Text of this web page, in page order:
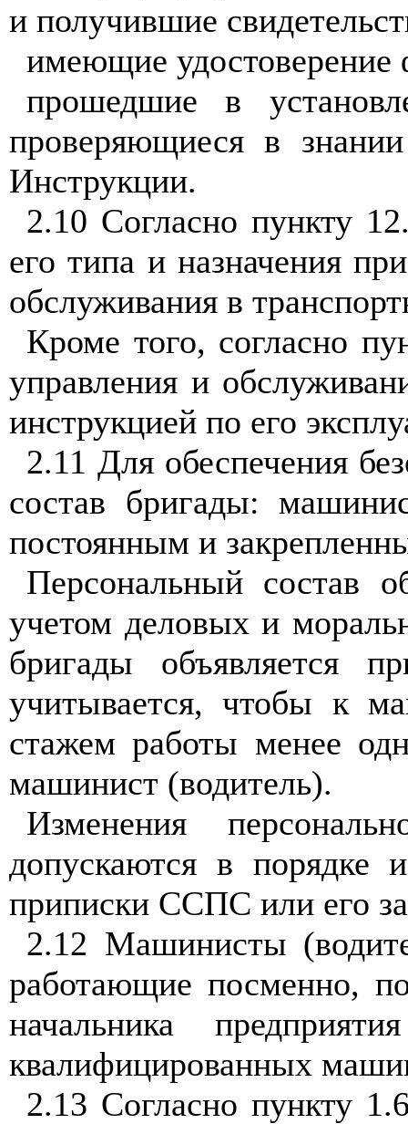
и получившие
имеющие удостоверение
прошедшие в
проверяющиеся в
Инструкции.
2.10 Согласно пункту
его типа и назначения
обслуживания в
Кроме того, согласно
управления и
инструкцией по его
2.11 Для обеспечения
состав бригады:
постоянным и
Персональный состав
учетом деловых и
бригады объявляется
учитывается, чтобы к
стажем работы менее
машинист (водитель).
Изменения
допускаются в порядке
приписки ССПС или его
2.12 Машинисты
работающие посменно,
начальника
квалифицированных
2.13 Согласно пункту